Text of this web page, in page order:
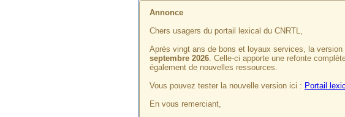
Annonce
Chers usagers du portail lexical du CNRTL,
Après vingt ans de bons et loyaux services, la
septembre 2026. Celle-ci apporte une refonte
également de nouvelles ressources.
Vous pouvez tester la nouvelle version ici : Portail
En vous remerciant,